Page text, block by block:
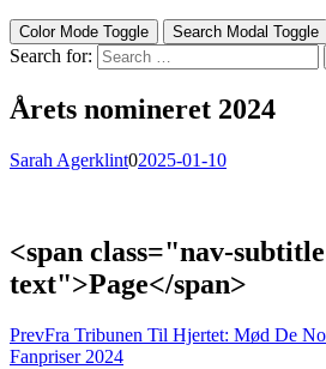
Color Mode Toggle Search Modal Toggle
Search for:
Årets nomineret 2024
Sarah Agerklint02025-01-10
<span class="nav-
text">Page</span>
PrevFra Tribunen Til Hjertet: Mød De
Fanpriser 2024